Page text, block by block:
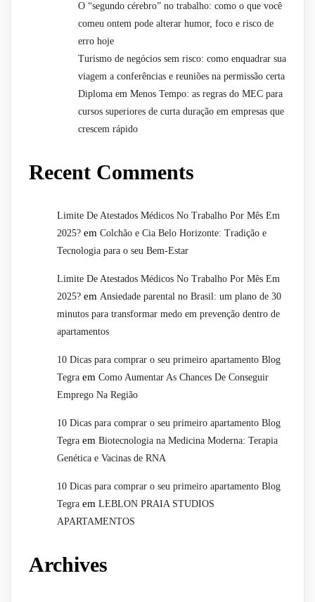
O “segundo cérebro” no trabalho: como o que você
comeu ontem pode alterar humor, foco e risco de
erro hoje
Turismo de negócios sem risco: como enquadrar sua
viagem a conferências e reuniões na permissão certa
Diploma em Menos Tempo: as regras do MEC para
cursos superiores de curta duração em empresas que
crescem rápido
Recent Comments
Limite De Atestados Médicos No Trabalho Por Mês Em
2025? em Colchão e Cia Belo Horizonte: Tradição e
Tecnologia para o seu Bem-Estar
Limite De Atestados Médicos No Trabalho Por Mês Em
2025? em Ansiedade parental no Brasil: um plano de 30
minutos para transformar medo em prevenção dentro de
apartamentos
10 Dicas para comprar o seu primeiro apartamento Blog
Tegra em Como Aumentar As Chances De Conseguir
Emprego Na Região
10 Dicas para comprar o seu primeiro apartamento Blog
Tegra em Biotecnologia na Medicina Moderna: Terapia
Genética e Vacinas de RNA
10 Dicas para comprar o seu primeiro apartamento Blog
Tegra em LEBLON PRAIA STUDIOS
APARTAMENTOS
Archives